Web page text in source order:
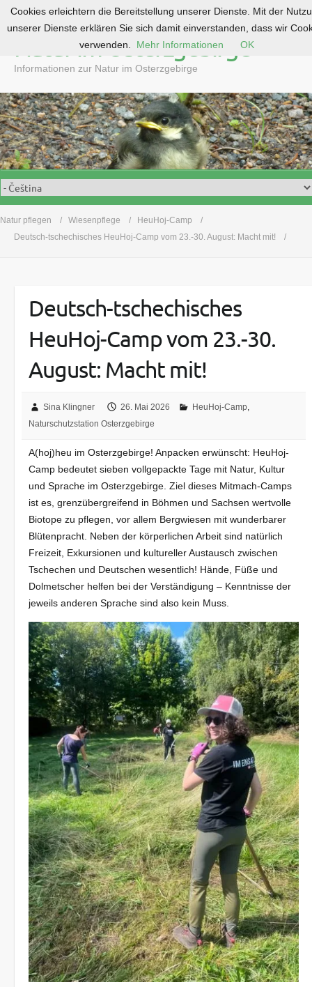
o
c
o
n
t
e
n
Natur im Osterzgebirge
Informationen zur Natur im Osterzgebirge
Natur pflegen Wiesenpflege
HeuHoj-Camp
Deutsch-tschechisches HeuHoj-Camp vom 23.-30. August: Macht mit!
Deutsch-tschechisches
HeuHoj-Camp vom 23.-30.
August: Macht mit!
Sina Klingner 26. Mai 2026 HeuHoj-Camp,
Naturschutzstation Osterzgebirge
A(hoj)heu im Osterzgebirge! Anpacken erwünscht: HeuHoj-
Camp bedeutet sieben vollgepackte Tage mit Natur, Kultur
und Sprache im Osterzgebirge. Ziel dieses Mitmach-Camps
ist es, grenzübergreifend in Böhmen und Sachsen wertvolle
Biotope zu pflegen, vor allem Bergwiesen mit wunderbarer
Blütenpracht. Neben der körperlichen Arbeit sind natürlich
Freizeit, Exkursionen und kultureller Austausch zwischen
Tschechen und Deutschen wesentlich! Hände, Füße und
Dolmetscher helfen bei der Verständigung – Kenntnisse der
jeweils anderen Sprache sind also kein Muss.
Cookies erleichtern die Bereitstellung unserer Dienste. Mit der
unserer Dienste erklären Sie sich damit einverstanden, dass wir
verwenden.
Mehr Informationen OK